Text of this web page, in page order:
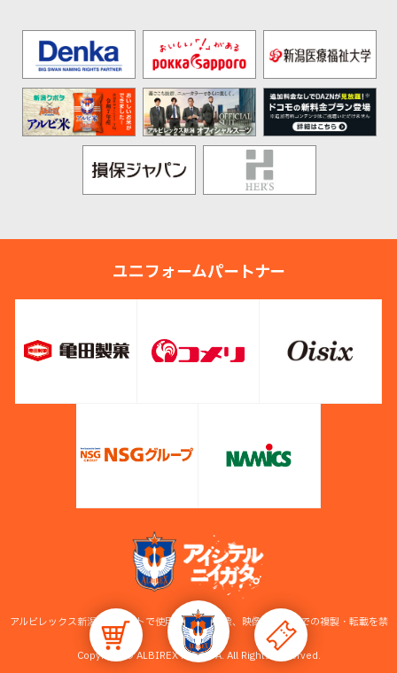
ユニフォームパートナー
アルビレックス新潟公式サイトで使用している画像、映像等の無断での複製・転載を禁
止します。
Copyright © ALBIREX NIIGATA. All Rights Reserved.